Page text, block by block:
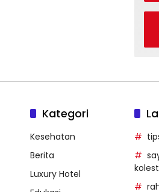
Kategori
Kesehatan
Berita
Luxury Hotel